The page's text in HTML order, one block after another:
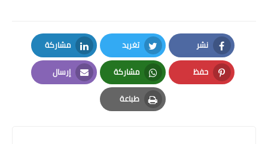
نشر
Facebook
تغريد
Twitter
مشاركة
LinkedIn
حفظ
Pinterest
مشاركة
Whatsapp
إرسال
Email
طباعة
Print